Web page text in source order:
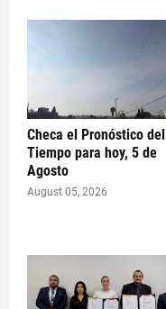
Checa el Pronóstico del
Tiempo para hoy, 5 de
Agosto
August 05, 2026